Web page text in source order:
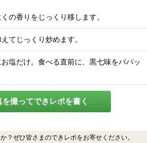
の香りをじっくり移します。
てじっくり炒めます。
塩だけ。食べる直前に、黒七味をパパッ
を撮ってできレポを書く
？ぜひ皆さまのできレポをお寄せください。